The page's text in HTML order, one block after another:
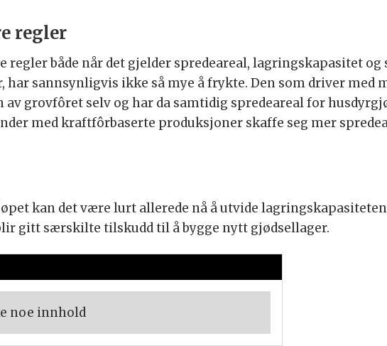
regler
både når det gjelder spredeareal, lagringskapasitet og
sannsynligvis ikke så mye å frykte. Den som driver med
grovfôret selv og har da samtidig spredeareal for
med kraftfôrbaserte produksjoner skaffe seg mer
kan det være lurt allerede nå å utvide
gitt særskilte tilskudd til å bygge nytt gjødsellager.
noe innhold